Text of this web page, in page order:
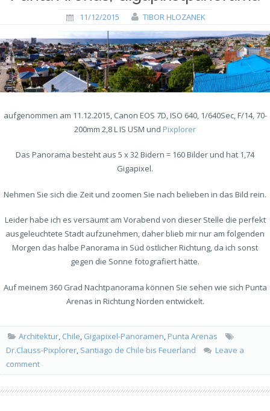
11/12/2015 TIBOR HLOZANEK
aufgenommen am 11.12.2015, Canon EOS 7D, ISO 640, 1/640Sec, F/14, 70-
200mm 2,8 L IS USM und Pixplorer
Das Panorama besteht aus 5 x 32 Bidern = 160 Bilder und hat 1,74
Gigapixel.
Nehmen Sie sich die Zeit und zoomen Sie nach belieben in das Bild rein.
Leider habe ich es versäumt am Vorabend von dieser Stelle die perfekt
ausgeleuchtete Stadt aufzunehmen, daher blieb mir nur am folgenden
Morgen das halbe Panorama in Süd östlicher Richtung, da ich sonst
gegen die Sonne fotografiert hätte.
Auf meinem 360 Grad Nachtpanorama können Sie sehen wie sich Punta
Arenas in Richtung Norden entwickelt.
Architektur, Chile, Gigapixel-Panoramen, Punta Arenas
Dr.Clauss-Pixplorer, Santiago de Chile bis Feuerland
Leave a
comment